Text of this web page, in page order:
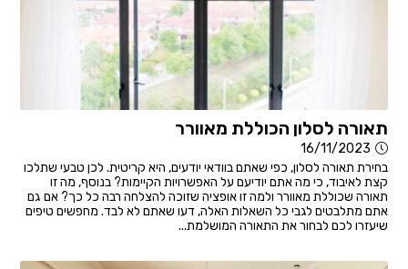
תאורה לסלון הכוללת מאוורר
16/11/2023
בחירת תאורה לסלון, כפי שאתם בוודאי יודעים, היא קריטית. לכן טבעי שתלכו
קצת לאיבוד, כי מה אתם יודיעם על האפשרויות הקיימות? בנוסף, מה זו
תאורה שכוללת מאוורר ולמה זו אופציה שזוכה להצלחה רבה כל כך? אם גם
אתם מתלבטים לגבי כל השאלות האלה, דעו שאתם לא לבד. מחפשים טיפים
שיעזרו לכם לבחור את התאורה המושלמת...